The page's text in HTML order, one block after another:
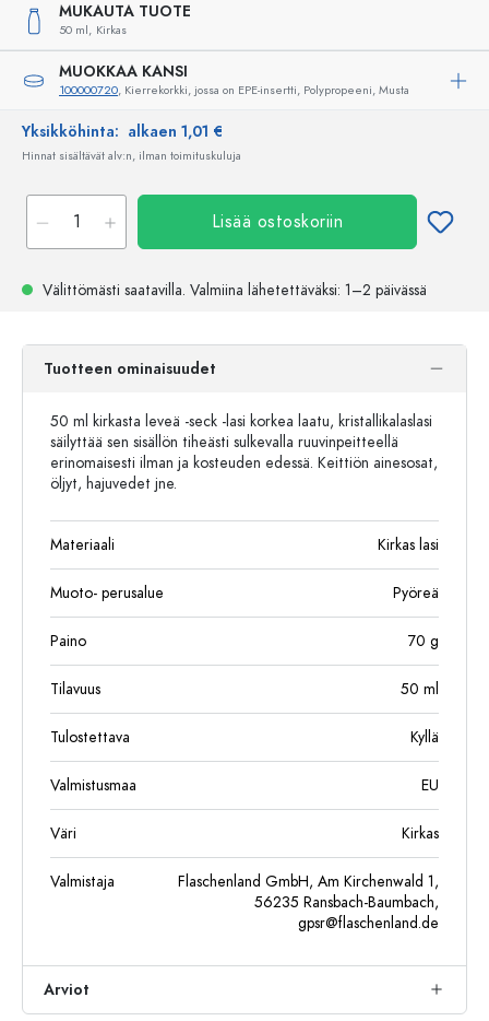
MUKAUTA TUOTE
50 ml, Kirkas
MUOKKAA KANSI
100000720, Kierrekorkki, jossa on EPE-insertti, Polypropeeni, Musta
Yksikköhinta: alkaen 1,01 €
Hinnat sisältävät alv:n, ilman toimituskuluja
Lisää ostoskoriin
Välittömästi saatavilla. Valmiina lähetettäväksi: 1–2 päivässä
Tuotteen ominaisuudet
50 ml kirkasta leveä -seck -lasi korkea laatu, kristallikalaslasi
säilyttää sen sisällön tiheästi sulkevalla ruuvinpeitteellä
erinomaisesti ilman ja kosteuden edessä. Keittiön ainesosat,
öljyt, hajuvedet jne.
Materiaali Kirkas lasi
Muoto- perusalue Pyöreä
Paino 70 g
Tilavuus 50 ml
Tulostettava Kyllä
Valmistusmaa EU
Väri Kirkas
Valmistaja
Flaschenland GmbH, Am Kirchenwald 1,
56235 Ransbach-Baumbach,
gpsr@flaschenland.de
Arviot